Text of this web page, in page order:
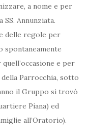
a nome e per
Annunziata.
delle regole per
spontaneamente
e per
Parrocchia, sotto
il Gruppo si trovò
Piana) ed
all’Oratorio).